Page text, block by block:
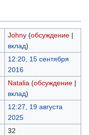
Johny (обсуждение|
вклад)
12:20, 15 сентября
2016
Natalia (обсуждение|
вклад)
12:27, 19 августа
2025
32